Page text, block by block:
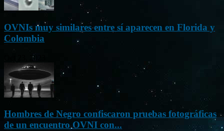
OVNIs muy similares entre sí aparecen en Florida y
Colombia
Oct 23, 2023
Hombres de Negro confiscaron pruebas fotográficas
de un encuentro OVNI con...